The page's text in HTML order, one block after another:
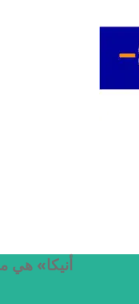
«أنيكا» هي